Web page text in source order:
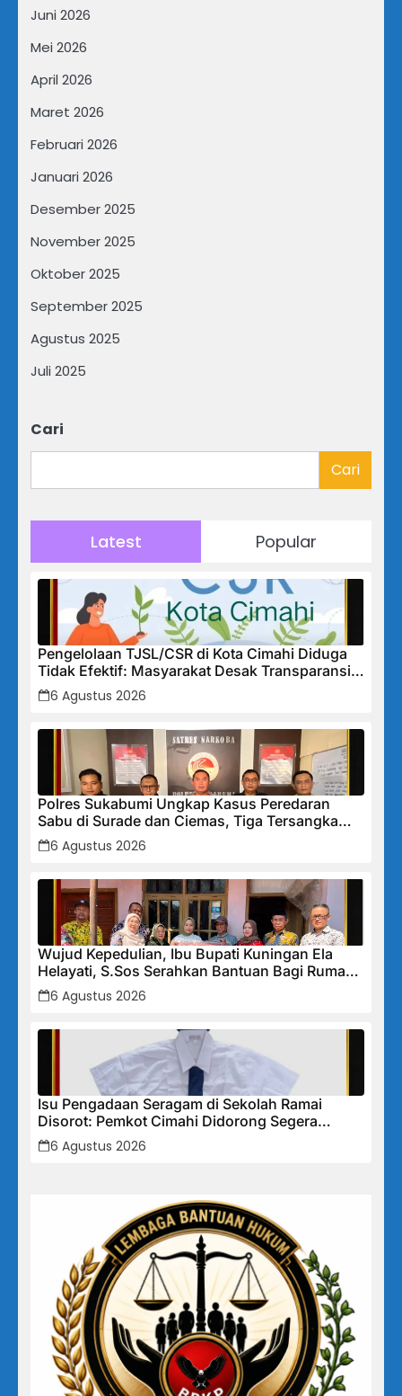
Juni 2026
Mei 2026
April 2026
Maret 2026
Februari 2026
Januari 2026
Desember 2025
November 2025
Oktober 2025
September 2025
Agustus 2025
Juli 2025
Cari
Cari
Latest Popular
Pengelolaan TJSL/CSR di Kota Cimahi Diduga
Tidak Efektif: Masyarakat Desak Transparansi
Penuh dan Perbaikan Sistem
6 Agustus 2026
Polres Sukabumi Ungkap Kasus Peredaran
Sabu di Surade dan Ciemas, Tiga Tersangka
Diamankan
6 Agustus 2026
Wujud Kepedulian, Ibu Bupati Kuningan Ela
Helayati, S.Sos Serahkan Bantuan Bagi Rumah
Terdampak Bencana di Desa Karangkancana
6 Agustus 2026
Isu Pengadaan Seragam di Sekolah Ramai
Disorot: Pemkot Cimahi Didorong Segera
Lakukan Pembinaan dan Perbaikan Sistem
Secara Menyeluruh
6 Agustus 2026